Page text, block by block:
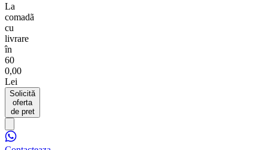
La
comadã
cu
livrare
în
60
0,00
Lei
Solicită
oferta
de pret